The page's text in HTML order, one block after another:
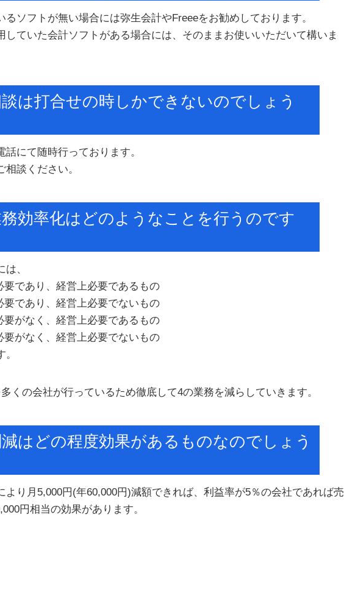
るソフトが無い場合には弥生会計やFreeeをお勧めしております。
していた会計ソフトがある場合には、そのままお使いいただいて構いま
は打合せの時しかできないのでしょう
話にて随時行っております。
相談ください。
効率化はどのようなことを行うのです
、
要であり、経営上必要であるもの
要であり、経営上必要でないもの
要がなく、経営上必要であるもの
要がなく、経営上必要でないもの
くの会社が行っているため徹底して4の業務を減らしていきます。
はどの程度効果があるものなのでしょう
より月5,000円(年60,000円)減額できれば、利益率が5％の会社であれば売
円相当の効果があります。